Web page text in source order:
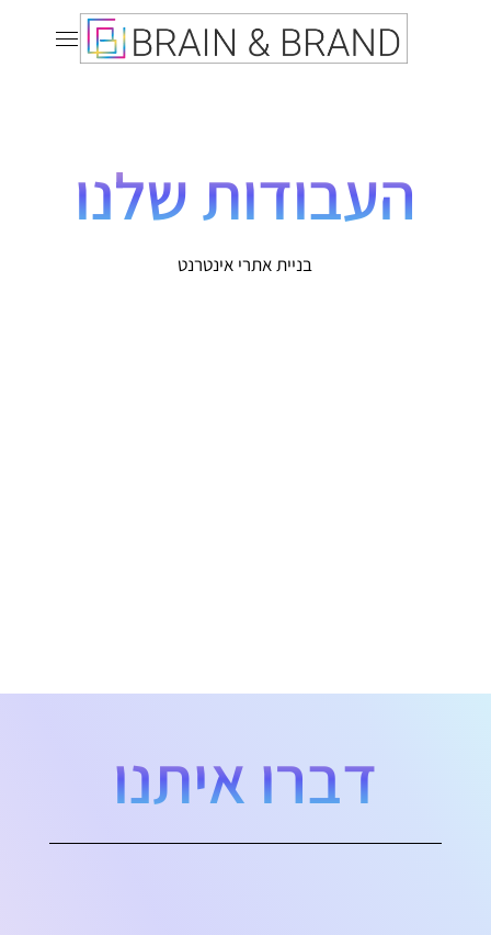
העבודות שלנו
בניית אתרי אינטרנט
דברו איתנו